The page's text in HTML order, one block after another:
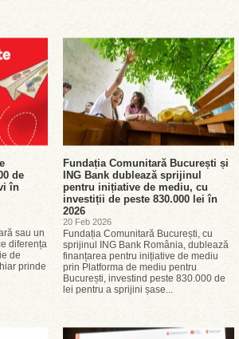
de
în
sau un
diferența
de
prinde
Fundația Comunitară București și
ING Bank dublează sprijinul
pentru inițiative de mediu, cu
investiții de peste 830.000 lei în
2026
20 Feb 2026
Fundația Comunitară București, cu
sprijinul ING Bank România, dublează
finanțarea pentru inițiative de mediu
prin Platforma de mediu pentru
București, investind peste 830.000 de
lei pentru a sprijini șase...